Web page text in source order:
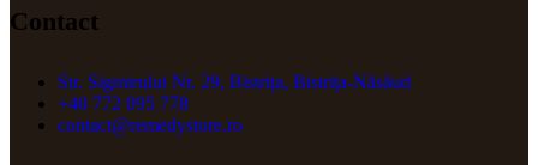
Contact
Str. Sigmirului Nr. 29, Bistrița, Bistrița-Năsăud
+40 772 095 778
contact@remedystore.ro